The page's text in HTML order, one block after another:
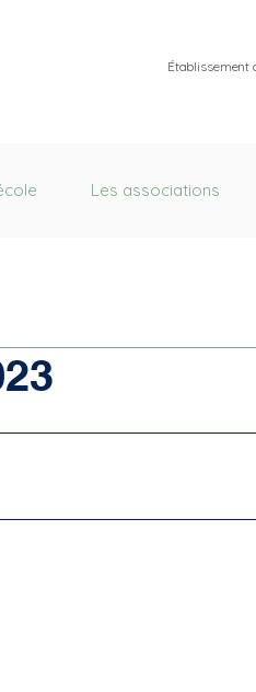
Établissement
Les associations